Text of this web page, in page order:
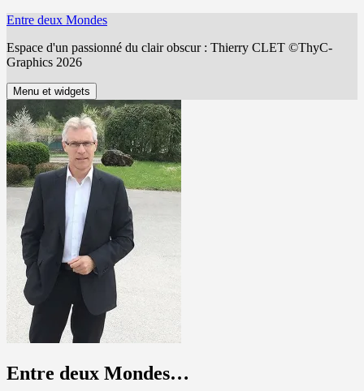
Aller
contenu
Entre deux Mondes
Espace d'un passionné du clair obscur : Thierry CLET ©ThyC-
Graphics 2026
Menu et widgets
Entre deux Mondes…